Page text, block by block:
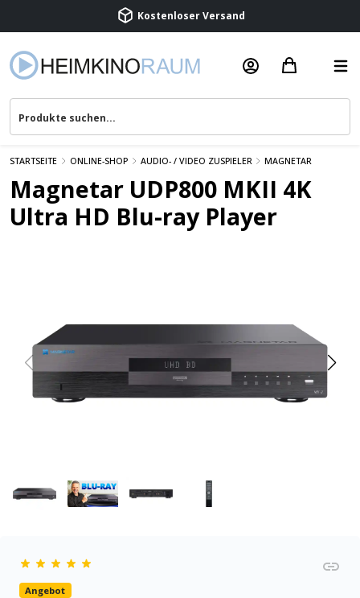
Beratung & Service
STARTSEITE ONLINE-SHOP AUDIO- / VIDEO ZUSPIELER MAGNETAR
Magnetar UDP800 MKII 4K
Ultra HD Blu-ray Player
Angebot